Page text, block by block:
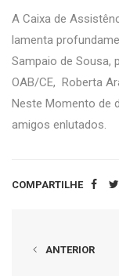
A Caixa de
lamenta
Sampaio de Sousa,
OAB/CE, Roberta
Neste Momento de
amigos enlutados.
COMPARTILHE
ANTERIOR